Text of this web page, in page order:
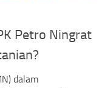
Petro Ningrat
dalam